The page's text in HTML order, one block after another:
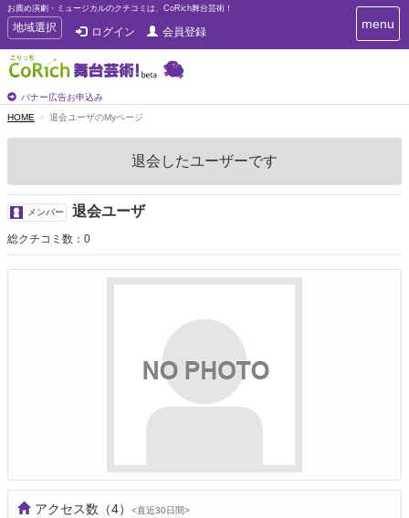
お薦め演劇・ミュージカルのクチコミは、CoRich舞台芸術！
T
o
g
g
e
n
a
a
t
o
n
地域選択 ログイン 会員登録
バナー広告お申込み
T
o
i
i
menu
HOME 退会ユーザのMyページ
退会したユーザーです
メンバー 退会ユーザ
総クチコミ数：0
アクセス数 （4） <直近30日間>